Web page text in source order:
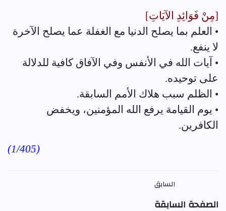
[مِنْ فَوَائِدِ الآيَاتِ]
• العلم بما يصلح الدنيا مع الغفلة عما يصلح الآخرة
لا ينفع.
• آيات الله في الأنفس وفي الآفاق كافية للدلالة
على توحيده.
• الظلم سبب هلاك الأمم السابقة.
• يوم القيامة يرفع الله المؤمنين، ويخفض
الكافرين.
(1/405)
السابق
الصفحة السابقة